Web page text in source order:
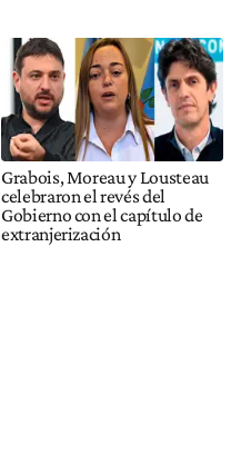
Grabois, Moreau y Lousteau
celebraron el revés del
Gobierno con el capítulo de
extranjerización